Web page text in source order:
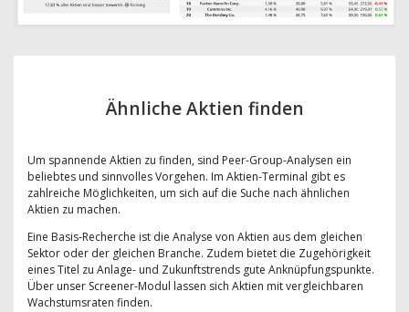
Ähnliche Aktien finden
Um spannende Aktien zu finden, sind Peer-Group-Analysen ein
beliebtes und sinnvolles Vorgehen. Im Aktien-Terminal gibt es
zahlreiche Möglichkeiten, um sich auf die Suche nach ähnlichen
Aktien zu machen.
Eine Basis-Recherche ist die Analyse von Aktien aus dem gleichen
Sektor oder der gleichen Branche. Zudem bietet die Zugehörigkeit
eines Titel zu Anlage- und Zukunftstrends gute Anknüpfungspunkte.
Über unser Screener-Modul lassen sich Aktien mit vergleichbaren
Wachstumsraten finden.